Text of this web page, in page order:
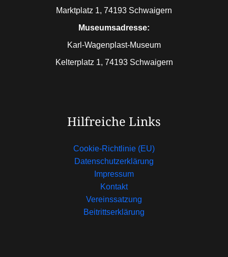
Marktplatz 1, 74193 Schwaigern
Museumsadresse:
Karl-Wagenplast-Museum
Kelterplatz 1, 74193 Schwaigern
Hilfreiche Links
Cookie-Richtlinie (EU)
Datenschutzerklärung
Impressum
Kontakt
Vereinssatzung
Beitrittserklärung